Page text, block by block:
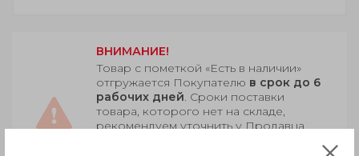
ВНИМАНИЕ!
Товар с пометкой «Есть в наличии»
отгружается Покупателю в срок до 6
рабочих дней. Сроки поставки
товара, которого нет на складе,
рекомендуем уточнить у Продавца.